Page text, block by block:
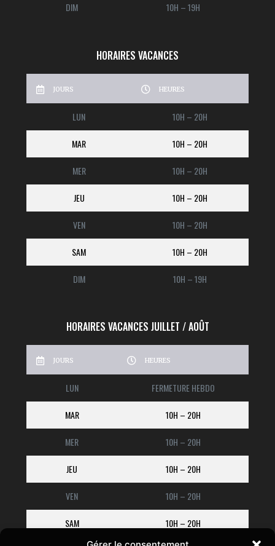
DIM 10H – 19H
HORAIRES VACANCES
JOURS HEURES
LUN 10H – 20H
MAR 10H – 20H
MER 10H – 20H
JEU 10H – 20H
VEN 10H – 20H
SAM 10H – 20H
DIM 10H – 19H
HORAIRES VACANCES JUILLET / AOÛT
JOURS HEURES
LUN FERMETURE HEBDO
MAR 10H – 20H
MER 10H – 20H
JEU 10H – 20H
VEN 10H – 20H
SAM 10H – 20H